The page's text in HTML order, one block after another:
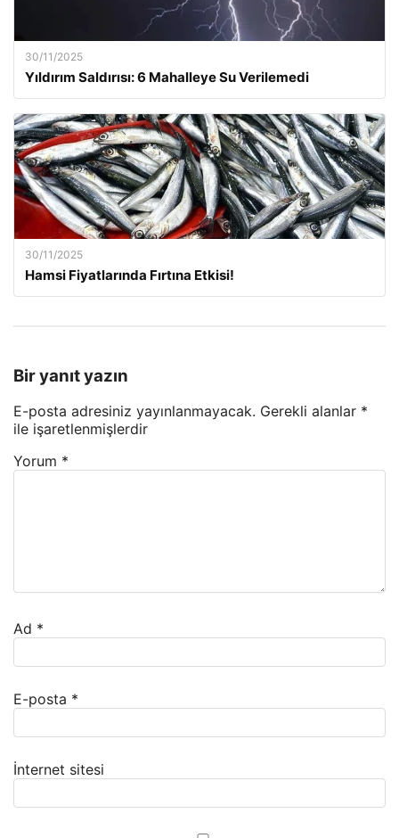
30/11/2025
Yıldırım Saldırısı: 6 Mahalleye Su Verilemedi
30/11/2025
Hamsi Fiyatlarında Fırtına Etkisi!
Bir yanıt yazın
E-posta adresiniz yayınlanmayacak. Gerekli alanlar *
ile işaretlenmişlerdir
Yorum *
Ad *
E-posta *
İnternet sitesi